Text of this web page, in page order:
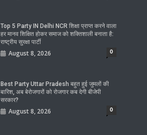
Top 5 Party IN Delhi NCR शिक्षा प्राप्त करने वाला
हर मानव शिक्षित होकर समाज को शक्तिशाली बनाता है:
राष्ट्रीय सुरक्षा पार्टी
August 8, 2026 0
Best Party Uttar Pradesh बहुत हुई जुमलों की
बारिश, अब बेरोजगारों को रोजगार कब देगी बीजेपी
सरकार?
August 8, 2026 0